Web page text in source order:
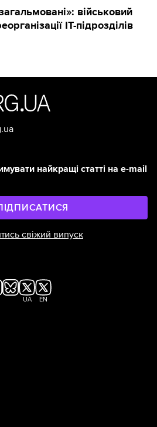
військовий
IT-підрозділів
найкращі статті на e-mail
свіжий випуск
UA EN